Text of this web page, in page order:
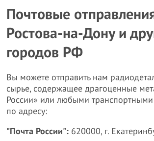
Почтовые
Ростова-на-Дону и
городов РФ
Вы можете отправить нам
сырье, содержащее драгоценные
России» или любыми
по адресу:
"Почта России": 620000, г.